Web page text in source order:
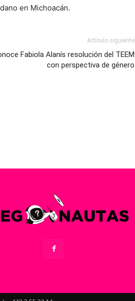
en Michoacán.
Artículo siguiente
Fabiola Alanís resolución del TEEM
con perspectiva de género